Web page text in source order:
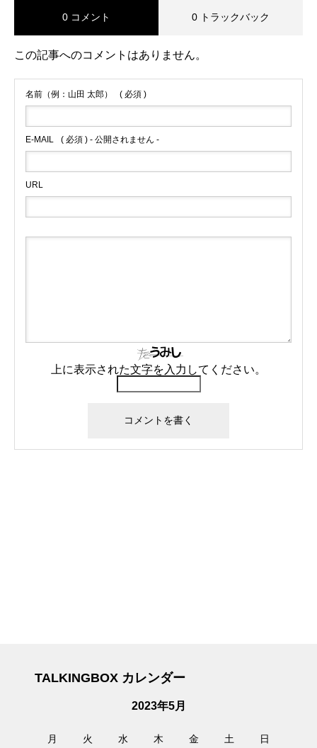
0 コメント 0 トラックバック
この記事へのコメントはありません。
名前（例：山田 太郎） ( 必須 )
E-MAIL ( 必須 ) - 公開されません -
URL
上に表示された文字を入力してください。
TALKINGBOX カレンダー
2023年5月
月 火 水 木 金 土 日